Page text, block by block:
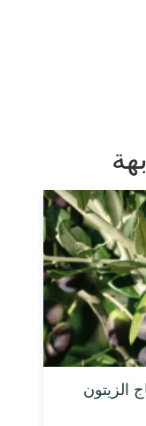
الزيتون